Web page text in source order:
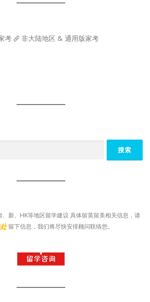
考 非大陆地区 & 通用版家考
、新、HK等地区留学建议 具体留英留美相关信息，请
留下信息，我们将尽快安排顾问联络您。